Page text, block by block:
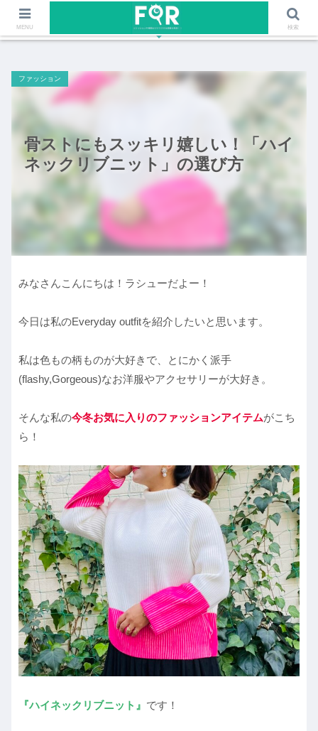
ファッションや福岡のワクワクする情報を発信！！
骨ストにもスッキリ嬉しい！「ハイ
ネックリブニット」の選び方
ファッション
みなさんこんにちは！ラシューだよー！
今日は私のEveryday outfitを紹介したいと思います。
私は色もの柄ものが大好きで、とにかく派手
(flashy,Gorgeous)なお洋服やアクセサリーが大好き。
そんな私の今冬お気に入りのファッションアイテムがこち
ら！
『ハイネックリブニット』 です！
MENU 検索